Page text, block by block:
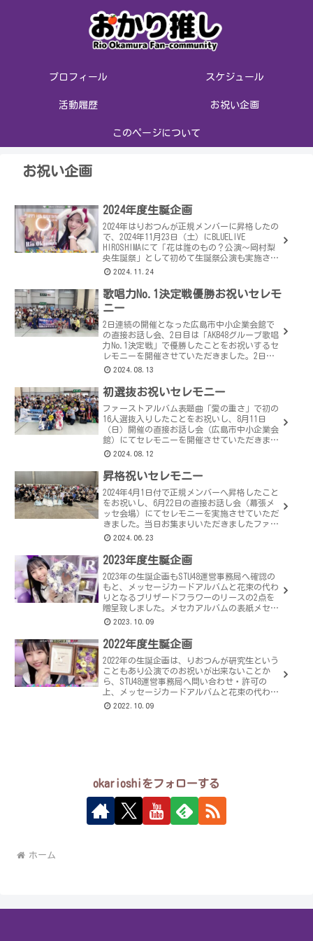
プロフィール スケジュール
活動履歴 お祝い企画
このページについて
お祝い企画
2024年度生誕企画
2024年はりおつんが正規メンバーに昇格したの
で、2024年11月23日（土）にBLUELIVE
HIROSHIMAにて「花は誰のもの？公演～岡村梨
央生誕祭」として初めて生誕祭公演も実施され
ました。フライヤーフライヤーの表紙タイトル
2024.11.24
歌唱力No.1決定戦優勝お祝いセレモ
ニー
2日連続の開催となった広島市中小企業会館で
の直接お話し会、2日目は「AKB48グループ歌唱
力No.1決定戦」で優勝したことをお祝いするセ
レモニーを開催させていただきました。2日連
続にもかかわらず、多くのファンのみなさんに
2024.08.13
初選抜お祝いセレモニー
ファーストアルバム表題曲「愛の重さ」で初の
16人選抜入りしたことをお祝いし、8月11日
（日）開催の直接お話し会（広島市中小企業会
館）にてセレモニーを開催させていただきまし
た。お集まりいただきましたファンの皆様あり
2024.08.12
昇格祝いセレモニー
2024年4月1日付で正規メンバーへ昇格したこと
をお祝いし、6月22日の直接お話し会（幕張メ
ッセ会場）にてセレモニーを実施させていただ
きました。当日お集まりいただきましたファン
の皆様、ありがとうございました。みんなの声
2024.06.23
2023年度生誕企画
2023年の生誕企画もSTU48運営事務局へ確認の
もと、メッセージカードアルバムと花束の代わ
りとなるブリザードフラワーのリースの2点を
贈呈致しました。メセカアルバムの表紙メセカ
アルバムの表紙は、2023年の公式制服（プロフ
2023.10.09
2022年度生誕企画
2022年の生誕企画は、りおつんが研究生という
こともあり公演でのお祝いが出来ないことか
ら、STU48運営事務局へ問い合わせ・許可の
上、メッセージカードアルバムと花束の代わり
となるフラワーフォトフレームの2点を贈呈し
2022.10.09
okarioshiをフォローする
ホーム